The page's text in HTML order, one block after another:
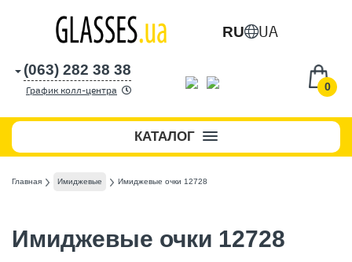
RU UA
0
(063) 282 38 38
График колл-центра
КАТАЛОГ
Главная Имиджевые Имиджевые очки 12728
Имиджевые очки 12728